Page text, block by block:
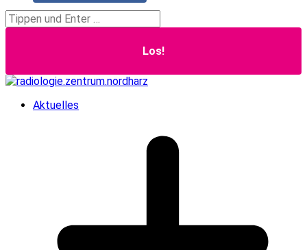
Search:
Aktuelles